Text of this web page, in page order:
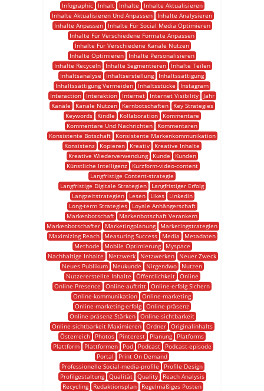
Infographic Inhalt Inhalte
Inhalte Aktualisieren
Inhalte Aktualisieren Und Anpassen
Inhalte Analysieren
Inhalte Anpassen
Inhalte Für Social Media Optimieren
Inhalte Für Verschiedene Formate Anpassen
Inhalte Für Verschiedene Kanäle Nutzen
Inhalte Optimieren
Inhalte Personalisieren
Inhalte Recyceln
Inhalte Segmentieren
Inhalte Teilen
Inhaltsanalyse
Inhaltserstellung
Inhaltssättigung
Inhaltssättigung Vermeiden
Inhaltsstücke
Instagram
Interaction
Interaktion Internet Internet Visibility
Jahr
Kanäle
Kanäle Nutzen Kernbotschaften
Key Strategies
Keywords
Kindle Kollaboration
Kommentare
Kommentare Und Nachrichten
Kommentaren
Konsistente Botschaft
Konsistente Markenkommunikation
Konsistenz
Kopieren Kreativ
Kreative Inhalte
Kreative Wiederverwendung
Kunde
Kunden
Künstliche Intelligenz
Kurzform-video-content
Langfristige Content-strategie
Langfristige Digitale Strategien
Langfristiger Erfolg
Langzeitstrategien
Lesen Likes
Linkedin
Long-term Strategies
Loyale Anhängerschaft
Markenbotschaft
Markenbotschaft Verankern
Markenbotschafter
Marketingplanung
Marketingstrategien
Maximizing Reach
Measuring Success Media
Metadaten
Methode
Mobile Optimierung
Myspace
Nachhaltige Inhalte
Netzwerk Netzwerken
Neuer Zweck
Neues Publikum
Neukunde Nirgendwo
Nutzen
Nutzererstellte Inhalte
Öffentlichkeit
Online
Online Presence
Online-auftritt Online-erfolg Sichern
Online-kommunikation Online-marketing
Online-marketing-erfolg Online-präsenz
Online-präsenz Stärken Online-sichtbarkeit
Online-sichtbarkeit Maximieren
Ordner
Originalinhalts
Österreich
Photos Pinterest Planung
Platforms
Plattform
Plattformen Pod Podcast
Podcast-episode
Portal
Print On Demand
Professionelle Social-media-profile
Profile Design
Profilgestaltung
Qualität Quality
Reach Analysis
Recycling
Redaktionsplan
Regelmäßiges Posten